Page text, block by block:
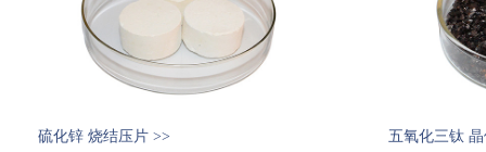
硫化锌 烧结压片 >> 五氧化三钛